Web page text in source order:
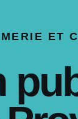
ET